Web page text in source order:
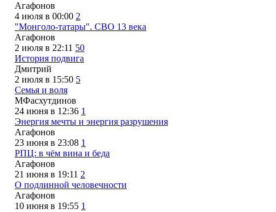
Агафонов
4 июля в 00:00 2
"Монголо-татары". СВО 13 века
Агафонов
2 июля в 22:11 50
История подвига
Дмитрий
2 июля в 15:50 5
Семья и воля
МФасхутдинов
24 июня в 12:36 1
Энергия мечты и энергия разрушения
Агафонов
23 июня в 23:08 1
РПЦ: в чём вина и беда
Агафонов
21 июня в 19:11 2
О подлинной человечности
Агафонов
10 июня в 19:55 1